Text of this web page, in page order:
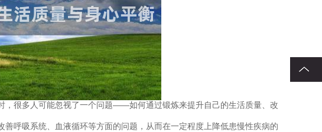
，很多人可能忽视了一个问题——如何通过锻炼来提升自己的生活质量、改
呼吸系统、血液循环等方面的问题，从而在一定程度上降低患慢性疾病的